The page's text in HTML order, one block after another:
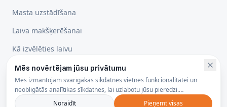
Masta uzstādīšana
Laiva makšķerēšanai
Kā izvēlēties laivu
Juridiskā informācija
Mēs novērtējam jūsu privātumu
Mēs izmantojam svarīgākās sīkdatnes vietnes funkcionalitātei un
neobligātās analītikas sīkdatnes, lai uzlabotu jūsu pieredzi.
Privātuma politikaNoraidīt Pieņemt visas